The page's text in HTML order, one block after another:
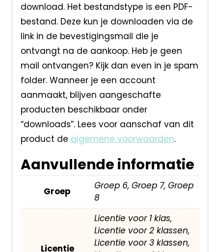
download. Het bestandstype is een PDF-
bestand. Deze kun je downloaden via de
link in de bevestigingsmail die je
ontvangt na de aankoop. Heb je geen
mail ontvangen? Kijk dan even in je spam
folder. Wanneer je een account
aanmaakt, blijven aangeschafte
producten beschikbaar onder
“downloads”. Lees voor aanschaf van dit
product de algemene voorwaarden.
Aanvullende informatie
Groep
Groep 6, Groep 7, Groep
8
Licentie
Licentie voor 1 klas,
Licentie voor 2 klassen,
Licentie voor 3 klassen,